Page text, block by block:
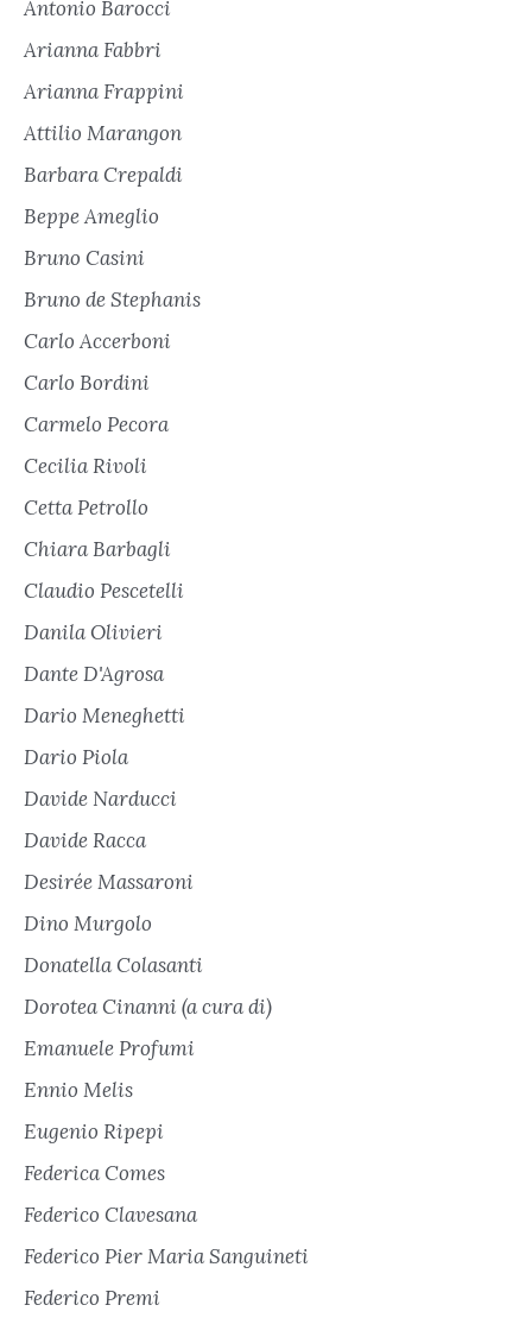
Antonio Barocci
Arianna Fabbri
Arianna Frappini
Attilio Marangon
Barbara Crepaldi
Beppe Ameglio
Bruno Casini
Bruno de Stephanis
Carlo Accerboni
Carlo Bordini
Carmelo Pecora
Cecilia Rivoli
Cetta Petrollo
Chiara Barbagli
Claudio Pescetelli
Danila Olivieri
Dante D'Agrosa
Dario Meneghetti
Dario Piola
Davide Narducci
Davide Racca
Desirée Massaroni
Dino Murgolo
Donatella Colasanti
Dorotea Cinanni (a cura di)
Emanuele Profumi
Ennio Melis
Eugenio Ripepi
Federica Comes
Federico Clavesana
Federico Pier Maria Sanguineti
Federico Premi